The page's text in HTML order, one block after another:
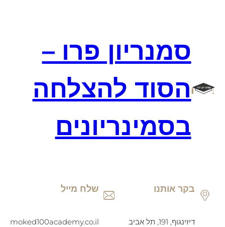
סמנריון פרו –
הסוד להצלחה
בסמינריונים
בקר אותנו
דיזינגוף, 191, תל אביב
שלח מייל
moked100academy.co.il